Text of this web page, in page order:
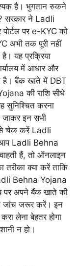
है। भुगतान रुकने
सरकार ने Ladli
पर e-KYC को
अभी तक पूरी नहीं
यह प्रक्रिया
में आधार और
है। बैंक खाते में DBT
की राशि सीधे
सुनिश्चित करना
इन सभी
ऐसे चेक करें Ladli
Ladli Behna
हैं, तो ऑनलाइन
क्या करें ताकि
Behna Yojana
पर अपने बैंक खाते की
जांच जरूर करें। इन
लेना बेहतर होगा
न हो।